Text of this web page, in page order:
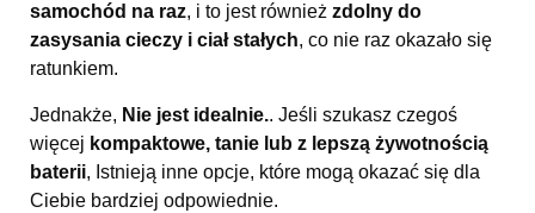
samochód na raz, i to jest również zdolny do
zasysania cieczy i ciał stałych, co nie raz okazało się
ratunkiem.
Jednakże, Nie jest idealnie.. Jeśli szukasz czegoś
więcej kompaktowe, tanie lub z lepszą żywotnością
baterii, Istnieją inne opcje, które mogą okazać się dla
Ciebie bardziej odpowiednie.